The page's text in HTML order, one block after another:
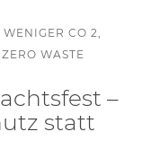
CO 2,
WASTE
–
statt